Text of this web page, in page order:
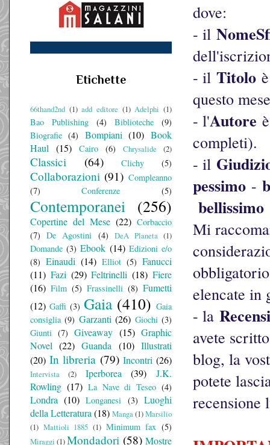
dove:
- il
- il Titolo
questo
- l'Autore
completi).
- il
pessimo -
bellissimo
Mi
elencate in
- la
avete
blog, la
potete
recensione
Etichette
66thand2nd (1) add editore (1) Adelphi (1)
Bao Publishing (4) Biblioteche
(9)
Biografie (4) Bompiani (10) Book
Haul
(15) Cairo (6) Chrysalide (2)
Classici (64) Clichy (5)
Collaborazioni (91) Compleanno
(7)
Conferenze (5)
Contemporanei (256)
Copertine del Mese (22) Corbaccio
(7) De Agostini (4) DeA Planeta (1)
Domande (3) Ebook (14) Edizioni e/o
(8) Einaudi (14) Elliot (5) Fanucci
(11) Fazi (29) Feltrinelli (18) Fiere
(16) Film (5) Frassinelli (8) Fumetti
(12) Gaffi (3) Gaia (410) Gaia
consiglia (9) Garzanti (26) Giochi (3)
Giunti (7) Giveaway (15) Graphic
Novel (22) Guanda (10) Illustrati
(20) In libreria (79) Incontri (26)
Intervista (2) Iperborea (39)
J.K.
Rowling (17) La Nave di Teseo (4)
Londra (10) Longanesi (3) Luoghi
della Letteratura (18) Manga (1)Marsilio
(1) Mattioli 1885 (1) Minimum fax (5)
Miraggi (1)Mondadori (58) Mostre